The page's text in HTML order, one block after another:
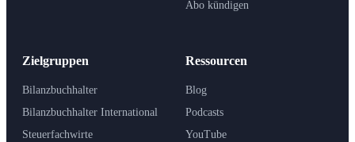
Zielgruppen
Bilanzbuchhalter
Bilanzbuchhalter International
Steuerfachwirte
Ressourcen
Blog
Podcasts
YouTube
Abo kündigen